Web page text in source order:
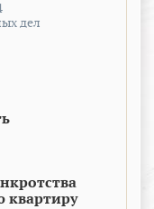
дел
квартиру